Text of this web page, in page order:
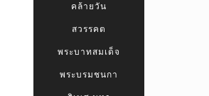
คล้ายวัน
สวรรคต
พระบาทสมเด็จ
พระบรมชนกา